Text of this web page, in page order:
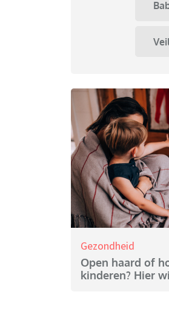
Gezondheid
Open haard of
kinderen? Hier